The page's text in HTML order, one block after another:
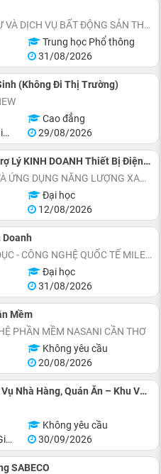
CÔNG TY CỔ PHẦN ĐẦU TƯ VÀ DỊCH VỤ BẤT ĐỘNG SẢN THÀNH THẮNG GROUP
Trung học Phổ thông
31/08/2026
(Không Đi Thị Trường)
Cao đẳng
29/08/2026
Nhân Viên SALE ADMIN/ Trợ Lý KINH DOANH Thiết Bị Điện Mặt Trời
CÔNG TY TNHH THIẾT BỊ VÀ ỨNG DỤNG NĂNG LƯỢNG XANH
Đại học
12/08/2026
CÔNG TY CỔ PHẦN GIÁO DỤC - CÔNG NGHỆ QUỐC TẾ MILESTONES
Đại học
31/08/2026
Mềm
PHẦN MỀM NASANI CẦN THƠ
Không yêu cầu
20/08/2026
Tuyển Nữ Nhân Viên Phục Vụ Nhà Hàng, Quán Ăn – Khu Vực Miền Tây
Không yêu cầu
30/09/2026
SABECO